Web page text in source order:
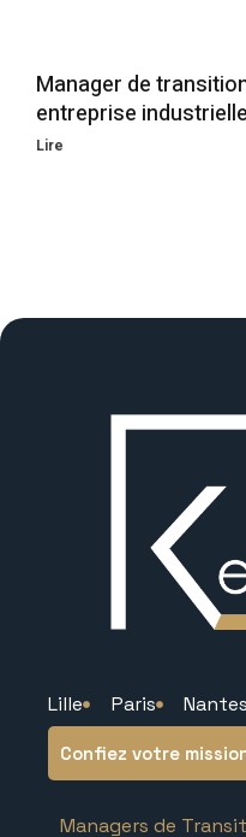
Manager de
entreprise
Lire
Lille Paris Nantes
Confiez votre
Managers de